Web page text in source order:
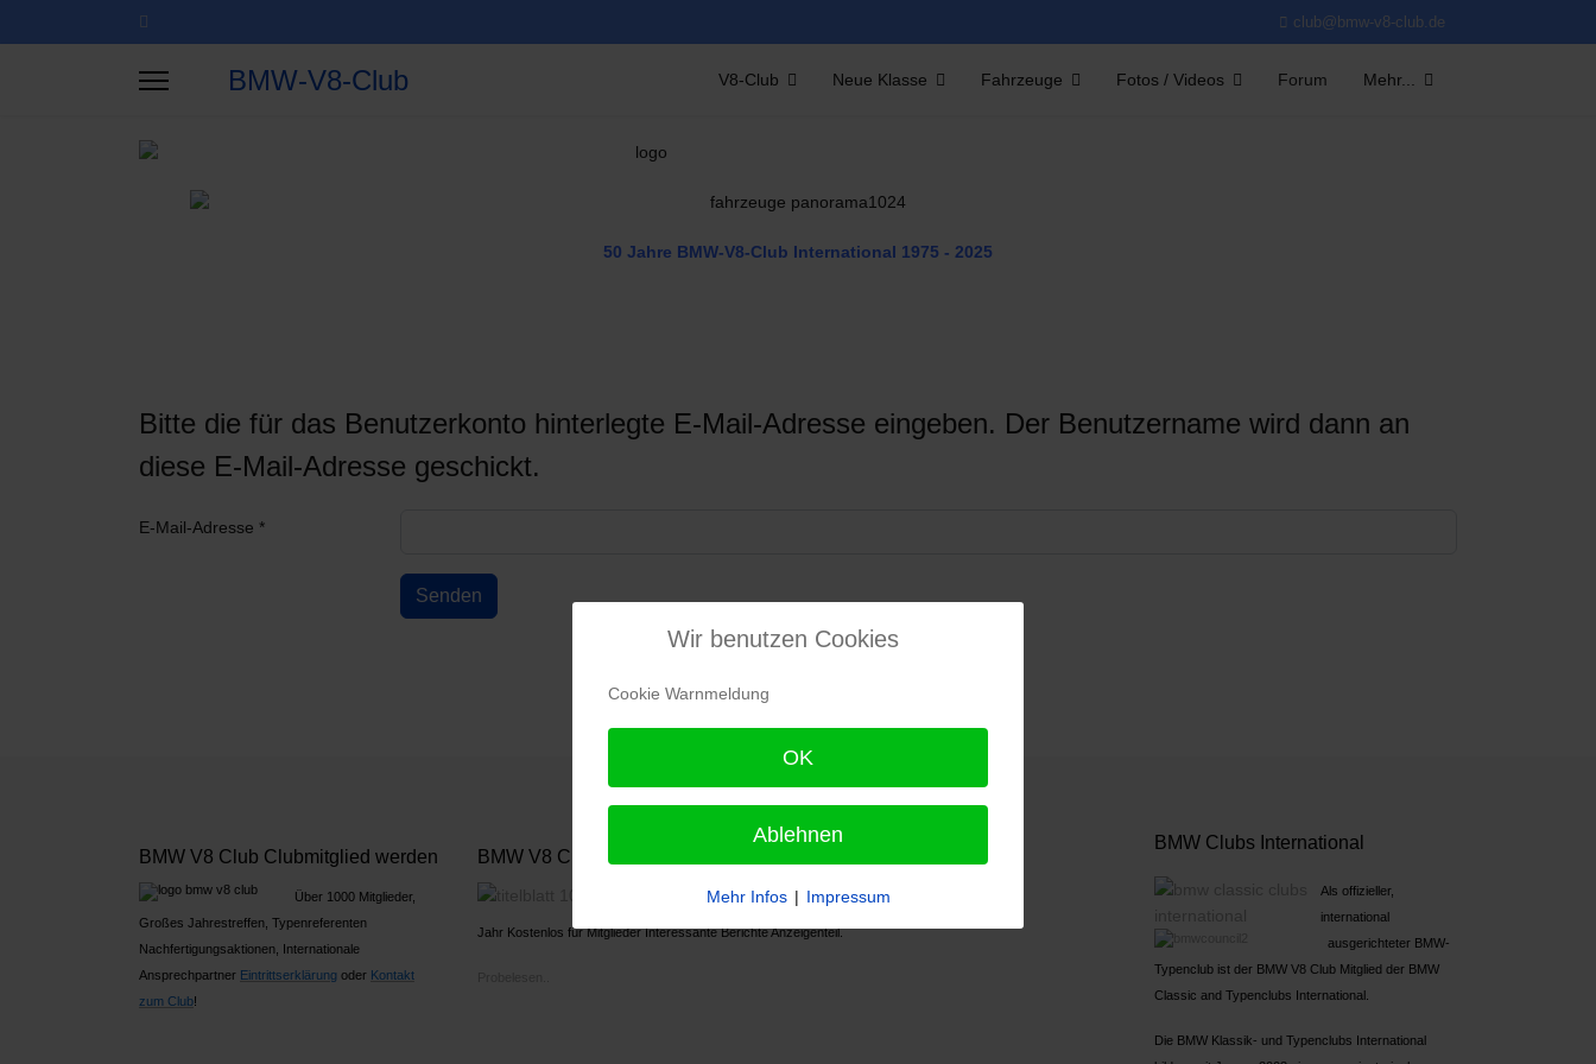
club@bmw-v8-club.de
BMW-V8-Club V8-Club Neue Klasse Fahrzeuge Fotos / Videos Forum Mehr...
50 Jahre BMW-V8-Club International 1975 - 2025
Bitte die für das Benutzerkonto hinterlegte E-Mail-Adresse eingeben. Der Benutzername wird dann an
diese E-Mail-Adresse geschickt.
E-Mail-Adresse *
Senden
BMW V8 Club Clubmitglied werden
Über 1000 Mitglieder,
Großes Jahrestreffen, Typenreferenten
Nachfertigungsaktionen, Internationale
Ansprechpartner Eintrittserklärung oder Kontakt
zum Club!
BMW V8 Club Clubnachrichten
Clubheft mit tollen Berichten Erscheint 4 mal pro
Jahr Kostenlos für Mitglieder Interessante Berichte Anzeigenteil.
BMW Clubs International
Als offizieller,
international
ausgerichteter BMW-
Typenclub ist der BMW V8 Club Mitglied der BMW
Classic and Typenclubs International.
Die BMW Klassik- und Typenclubs International
Wir benutzen Cookies
Cookie Warnmeldung
OK
Ablehnen
Mehr Infos | Impressum